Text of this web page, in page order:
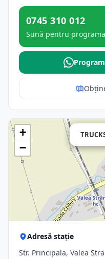
0745 310 012
Sună pentru
+
−
Adresă stație
Str. Principala, Valea